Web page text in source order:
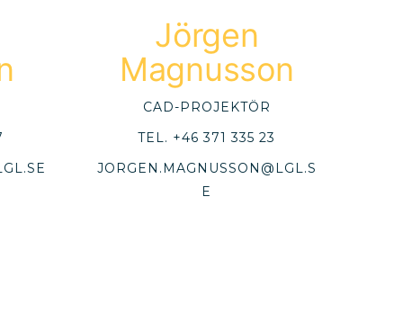
Jörgen
Magnusson
CAD-PROJEKTÖR
TEL. +46 371 335 23
JORGEN.MAGNUSSON@LGL.S
E